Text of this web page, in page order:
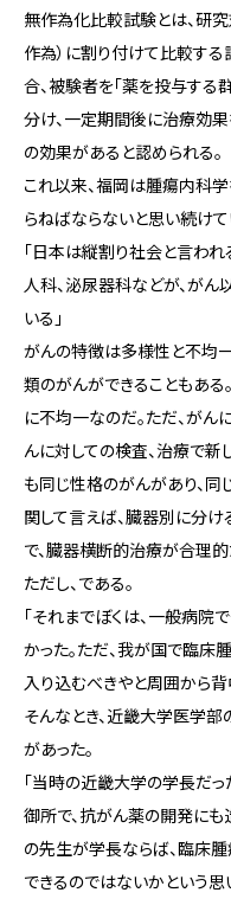
無作為化比較試験とは、研
作為）に割り付けて比較す
合、被験者を「薬を投与する
分け、一定期間後に治療効
の効果があると認められる。
これ以来、福岡は腫瘍内科
らねばならないと思い続けて
「日本は縦割り社会と言われ
人科、泌尿器科などが、がん
いる」
がんの特徴は多様性と不均
類のがんができることもある
に不均一なのだ。ただ、が
んに対しての検査、治療で
も同じ性格のがんがあり、
関して言えば、臓器別に分
で、臓器横断的治療が合理的
ただし、である。
「それまでぼくは、一般病
かった。ただ、我が国で臨
入り込むべきやと周囲から背
そんなとき、近畿大学医学
があった。
「当時の近畿大学の学長だ
御所で、抗がん薬の開発にも
の先生が学長ならば、臨床
できるのではないかという思